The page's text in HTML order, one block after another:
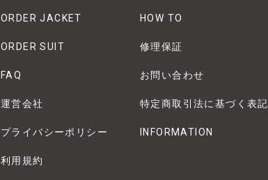
ORDER JACKET HOW TO
ORDER SUIT 修理保証
FAQ お問い合わせ
運営会社 特定商取引法に基づく表記
プライバシーポリシー INFORMATION
利用規約